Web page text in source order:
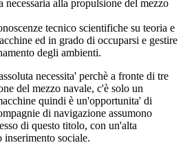
alla propulsione del mezzo
tecnico scientifiche su teoria e
ed in grado di occuparsi e gestire
degli ambienti.
necessita' perchè a fronte di tre
del mezzo navale, c'è solo un
quindi è un'opportunita' di
di navigazione assumono
di questo titolo, con un'alta
sociale.